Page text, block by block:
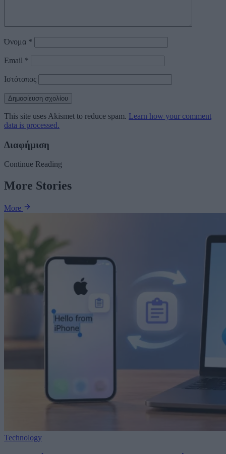
Όνομα *
Email *
Ιστότοπος
This site uses Akismet to reduce spam. Learn how your comment
data is processed.
Διαφήμιση
Continue Reading
More Stories
More
Technology